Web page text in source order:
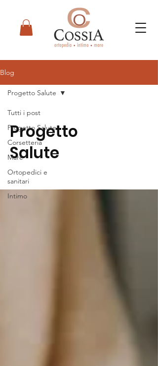
Blog
Tutti i post
Progetto Salute
Corsetteria
Mare
Ortopedici e
sanitari
Intimo
Progetto Salute
Progetto
Salute